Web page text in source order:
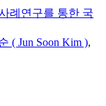
례연구를 통한 국
( Jun Soon Kim ),